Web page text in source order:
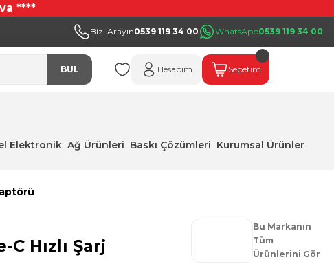
****
Bizi Arayın0539 119 34 00 WhatsApp0539 119 34 00
BUL Hesabım Sepetim
Elektronik Ağ Ürünleri Baskı Çözümleri Kurumsal Ürünler
Hızlı Şarj
Bu Markanın
Tüm
Ürünlerini Gör